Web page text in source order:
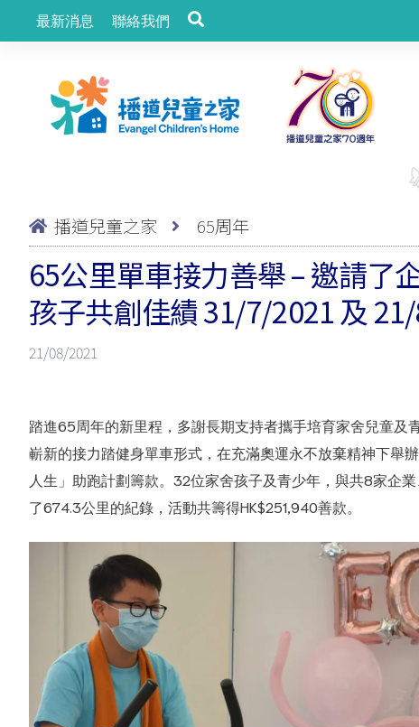
最新消息 聯絡我們
播道兒童之家 65周年
65公里單車接力善舉 – 邀請了
孩子共創佳績 31/7/2021 及
21/08/2021
踏進65周年的新里程，多謝長期支持者攜手培育家舍兒童
嶄新的接力踏健身單車形式，在充滿奧運永不放棄精神下舉
人生」助跑計劃籌款。32位家舍孩子及青少年，與共8家企
了674.3公里的紀錄，活動共籌得HK$251,940善款。
服務